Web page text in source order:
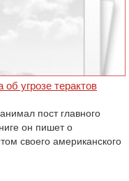
угрозе терактов
пост главного
он пишет о
своего американского